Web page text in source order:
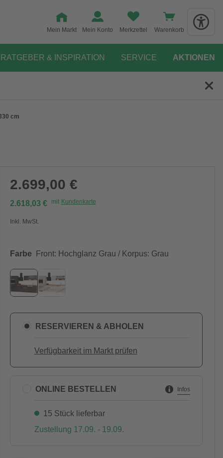
Mein Markt Mein Konto Merkzettel Warenkorb
RATGEBER & INSPIRATION SERVICE AKTIONEN
cm
2.699,00 €
2.618,03 € mit Kundenkarte
Inkl. MwSt.
Farbe Front: Hochglanz Grau / Korpus: Grau
RESERVIEREN & ABHOLEN
Verfügbarkeit im Markt prüfen
ONLINE BESTELLEN Infos
15 Stück lieferbar
Zustellung 17.09. - 19.09.